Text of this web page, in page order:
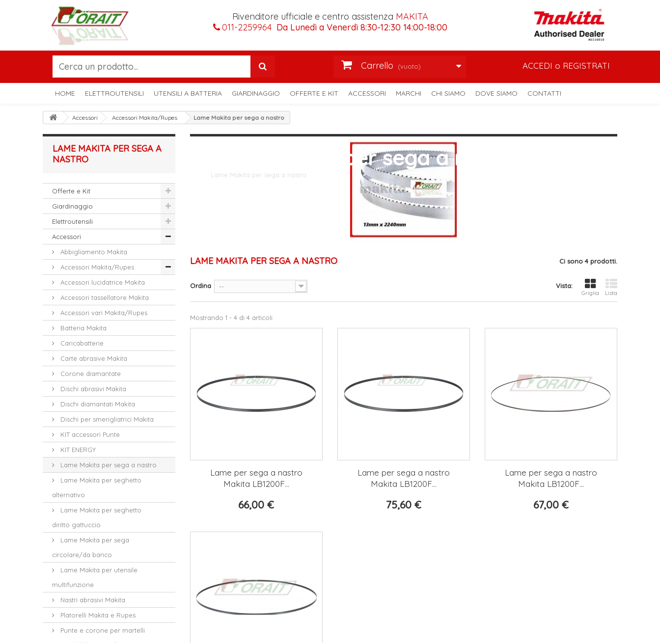
Rivenditore ufficiale e centro assistenza MAKITA
011-2259964 Da Lunedì a Venerdì 8:30-12:30 14:00-18:00
Carrello (vuoto) ACCEDI o REGISTRATI
HOME ELETTROUTENSILI UTENSILI A BATTERIA GIARDINAGGIO OFFERTE E KIT ACCESSORI MARCHI CHI SIAMO DOVE SIAMO CONTATTI
Accessori Accessori Makita/Rupes Lame Makita per sega a nastro
LAME MAKITA PER SEGA A
NASTRO
Offerte e Kit
Giardinaggio
Elettroutensili
Accessori
Abbigliamento Makita
Accessori Makita/Rupes
Accessori lucidatrice Makita
Accessori tassellatore Makita
Accessori vari Makita/Rupes
Batteria Makita
Caricabatterie
Carte abrasive Makita
Corone diamantate
Dischi abrasivi Makita
Dischi diamantati Makita
Dischi per smerigliatrici Makita
KIT accessori Punte
KIT ENERGY
Lame Makita per sega a nastro
Lame Makita per seghetto
alternativo
Lame Makita per seghetto
diritto gattuccio
Lame Makita per sega
circolare/da banco
Lame Makita per utensile
multifunzione
Nastri abrasivi Makita
Platorelli Makita e Rupes
Punte e corone per martelli
Lame Makita per sega a nastro
Lame Makita per sega a nastro
LAME MAKITA PER SEGA A NASTRO Ci sono 4 prodotti.
Vista:
Griglia Lista
Ordina --
Mostrando 1 - 4 di 4 articoli
Lame per sega a nastro
Makita LB1200F...
66,00 €
Lame per sega a nastro
Makita LB1200F...
75,60 €
Lame per sega a nastro
Makita LB1200F...
67,00 €